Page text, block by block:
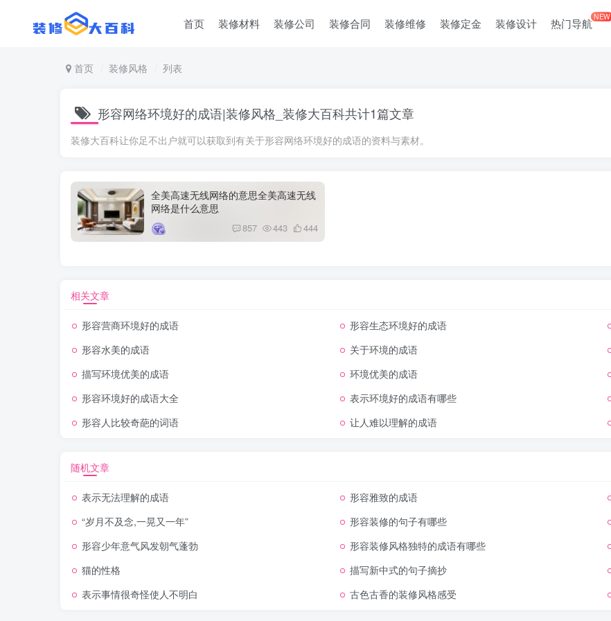
首页 装修材料 装修公司 装修合同 装修维修 装修定金 装修设计 热门导航NEW
首页 装修风格 列表
形容网络环境好的成语|装修风格_装修大百科共计1篇文章
装修大百科让你足不出户就可以获取到有关于形容网络环境好的成语的资料与素材。
全美高速无线网络的意思全美高速无线
网络是什么意思
857 443 444
相关文章
形容营商环境好的成语 形容生态环境好的成语
形容水美的成语
关于环境的成语
描写环境优美的成语
环境优美的成语
形容环境好的成语大全
表示环境好的成语有哪些
形容人比较奇葩的词语
让人难以理解的成语
随机文章
表示无法理解的成语 形容雅致的成语
“岁月不及念,一晃又一年”
形容装修的句子有哪些
形容少年意气风发朝气蓬勃
形容装修风格独特的成语有哪些
猫的性格
描写新中式的句子摘抄
表示事情很奇怪使人不明白
古色古香的装修风格感受